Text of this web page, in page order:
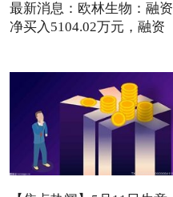
最新消息：欧林生物：融资
净买入5104.02万元，融资